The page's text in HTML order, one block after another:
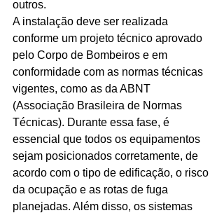
outros.
A instalação deve ser realizada
conforme um projeto técnico aprovado
pelo Corpo de Bombeiros e em
conformidade com as normas técnicas
vigentes, como as da ABNT
(Associação Brasileira de Normas
Técnicas). Durante essa fase, é
essencial que todos os equipamentos
sejam posicionados corretamente, de
acordo com o tipo de edificação, o risco
da ocupação e as rotas de fuga
planejadas. Além disso, os sistemas